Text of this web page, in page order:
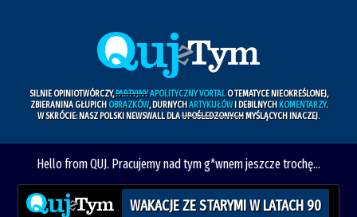
SILNIE OPINIOTWÓRCZY,PARTYJNYAPOLITYCZNY VORTALO TEMATYCE NIEOKREŚLONEJ,
ZBIERANINA GŁUPICHOBRAZKÓW, DURNYCHARTYKUŁÓWI DEBILNYCHKOMENTARZY.
W SKRÓCIE: NASZ POLSKI NEWSWALL DLAUPOŚLEDZONYCHMYŚLĄCYCH INACZEJ.
Hello from QUJ. Pracujemy nad tym g*wnem jeszcze trochę...
WAKACJE ZE STARYMI W LATACH 90